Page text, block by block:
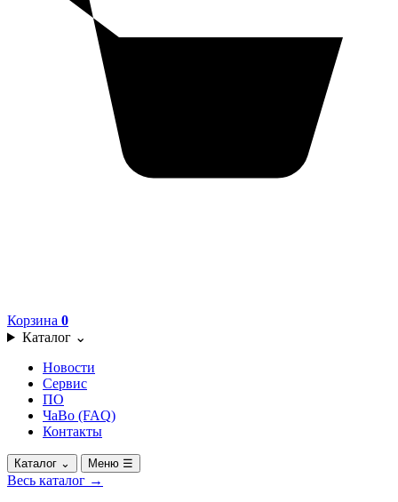
Корзина 0
Каталог ⌄
Новости
Сервис
ПО
ЧаВо (FAQ)
Контакты
Каталог ⌄ Меню ☰
Весь каталог →